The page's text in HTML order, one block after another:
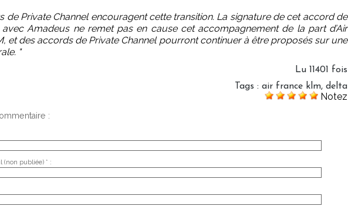
de Private Channel encouragent cette transition. La signature de cet accord de
avec Amadeus ne remet pas en cause cet accompagnement de la part d’Air
et des accords de Private Channel pourront continuer à être proposés sur une
"
Lu 11401 fois
Tags : air france klm, delta
Notez
:
(non publiée) * :